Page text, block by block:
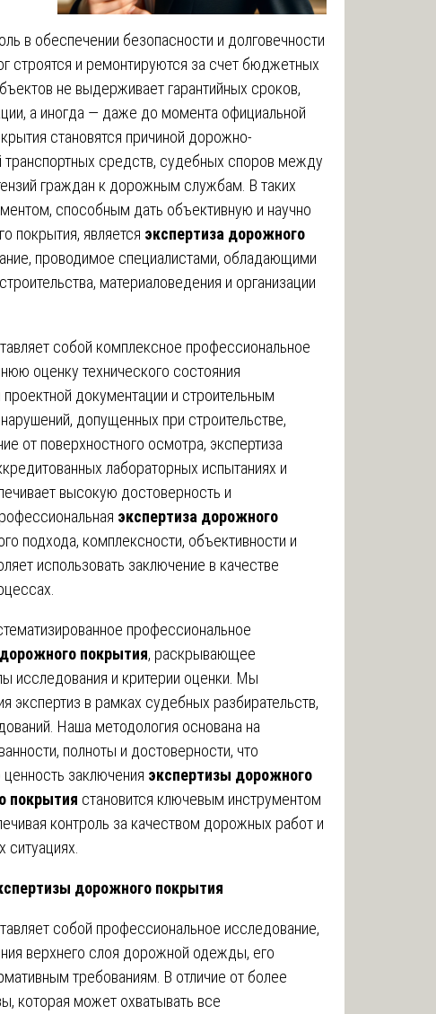
в обеспечении безопасности и долговечности
строятся и ремонтируются за счет бюджетных
не выдерживает гарантийных сроков,
а иногда — даже до момента официальной
становятся причиной дорожно-
средств, судебных споров между
граждан к дорожным службам. В таких
способным дать объективную и научно
покрытия, является экспертиза дорожного
проводимое специалистами, обладающими
материаловедения и организации
собой комплексное профессиональное
оценку технического состояния
документации и строительным
допущенных при строительстве,
от поверхностного осмотра, экспертиза
лабораторных испытаниях и
высокую достоверность и
экспертиза дорожного
подхода, комплексности, объективности и
использовать заключение в качестве
профессиональное
покрытия, раскрывающее
исследования и критерии оценки. Мы
экспертиз в рамках судебных разбирательств,
Наша методология основана на
полноты и достоверности, что
заключения экспертизы дорожного
покрытия становится ключевым инструментом
контроль за качеством дорожных работ и
дорожного покрытия
собой профессиональное исследование,
верхнего слоя дорожной одежды, его
требованиям. В отличие от более
которая может охватывать все